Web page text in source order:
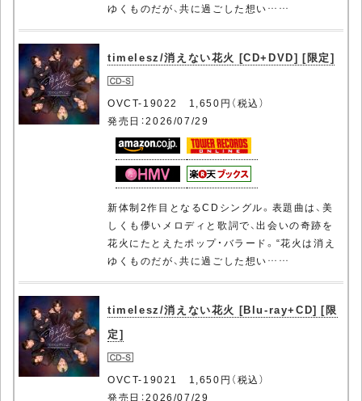
ゆくものだが、共に過ごした想い……
timelesz/消えない花火 [CD+DVD] [限定]
OVCT-19022 1,650円（税込）
発売日：2026/07/29
新体制2作目となるCDシングル。表題曲は、美
しくも儚いメロディと歌詞で、出会いの奇跡を
花火にたとえたポップ・バラード。“花火は消え
ゆくものだが、共に過ごした想い……
timelesz/消えない花火 [Blu-ray+CD] [限
定]
OVCT-19021 1,650円（税込）
発売日：2026/07/29